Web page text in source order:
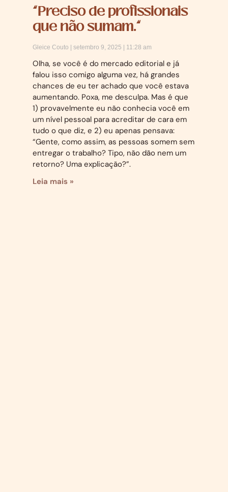
“Preciso de profissionais
que não sumam.”
Gleice Couto setembro 9, 2025 11:28 am
Olha, se você é do mercado editorial e já
falou isso comigo alguma vez, há grandes
chances de eu ter achado que você estava
aumentando. Poxa, me desculpa. Mas é que
1) provavelmente eu não conhecia você em
um nível pessoal para acreditar de cara em
tudo o que diz, e 2) eu apenas pensava:
“Gente, como assim, as pessoas somem sem
entregar o trabalho? Tipo, não dão nem um
retorno? Uma explicação?”.
Leia mais »